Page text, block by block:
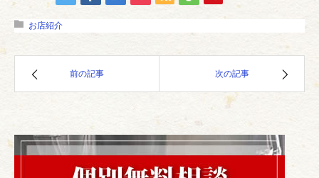
お店紹介
前の記事 次の記事